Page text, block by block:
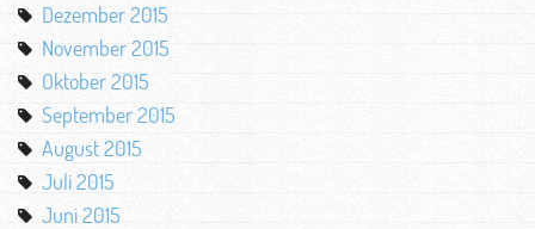
Dezember 2015
November 2015
Oktober 2015
September 2015
August 2015
Juli 2015
Juni 2015